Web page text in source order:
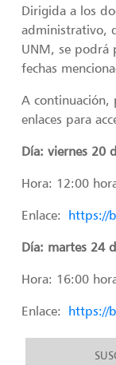
Dirigida a los
administrativo,
UNM, se podrá
fechas
A continuación,
enlaces para
Día: viernes 20
Hora: 12:00
Enlace: https://
Día: martes 24
Hora: 16:00
Enlace: https://